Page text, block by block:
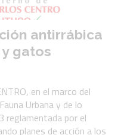
antirrábica
gatos
en el marco del
Urbana y de lo
reglamentada por el
planes de acción a los